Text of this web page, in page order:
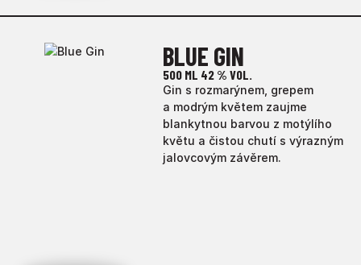
BLUE GIN
500 ML 42 % VOL.
Gin s rozmarýnem, grepem
a modrým květem zaujme
blankytnou barvou z motýlího
květu a čistou chutí s výrazným
jalovcovým závěrem.